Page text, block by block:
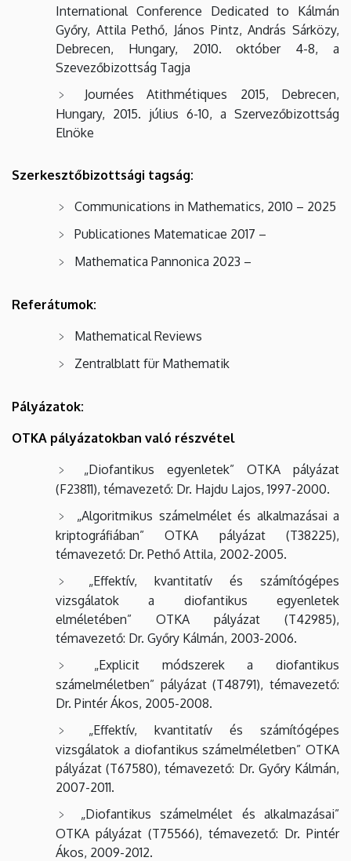
International Conference Dedicated to Kálmán
Győry, Attila Pethő, János Pintz, András Sárközy,
Debrecen, Hungary, 2010. október 4-8, a
Szevezőbizottság Tagja
Journées Atithmétiques 2015, Debrecen,
Hungary, 2015. július 6-10, a Szervezőbizottság
Elnöke
Szerkesztőbizottsági tagság:
Communications in Mathematics, 2010 – 2025
Publicationes Matematicae 2017 –
Mathematica Pannonica 2023 –
Referátumok:
Mathematical Reviews
Zentralblatt für Mathematik
Pályázatok:
OTKA pályázatokban való részvétel
„Diofantikus egyenletek” OTKA pályázat
(F23811), témavezető: Dr. Hajdu Lajos, 1997-2000.
„Algoritmikus számelmélet és alkalmazásai a
kriptográfiában” OTKA pályázat (T38225),
témavezető: Dr. Pethő Attila, 2002-2005.
„Effektív, kvantitatív és számítógépes
vizsgálatok a diofantikus egyenletek
elméletében” OTKA pályázat (T42985),
témavezető: Dr. Győry Kálmán, 2003-2006.
„Explicit módszerek a diofantikus
számelméletben” pályázat (T48791), témavezető:
Dr. Pintér Ákos, 2005-2008.
„Effektív, kvantitatív és számítógépes
vizsgálatok a diofantikus számelméletben” OTKA
pályázat (T67580), témavezető: Dr. Győry Kálmán,
2007-2011.
„Diofantikus számelmélet és alkalmazásai”
OTKA pályázat (T75566), témavezető: Dr. Pintér
Ákos, 2009-2012.